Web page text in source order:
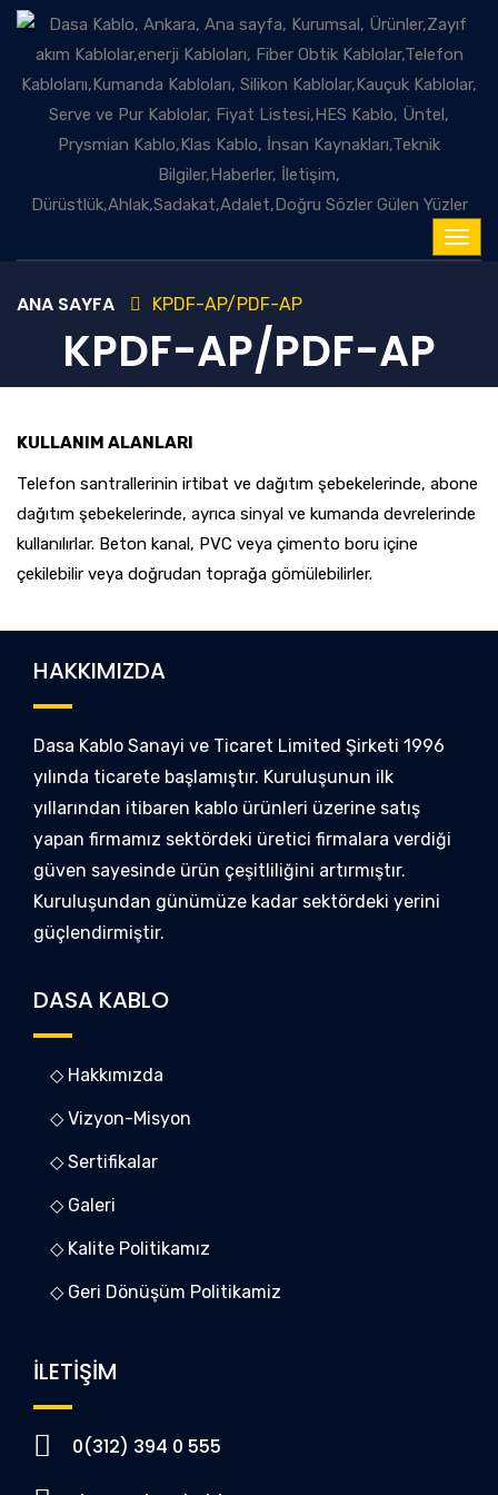
ANA SAYFA KPDF-AP/PDF-AP
KPDF-AP/PDF-AP
KULLANIM ALANLARI
Telefon santrallerinin irtibat ve dağıtım şebekelerinde, abone
dağıtım şebekelerinde, ayrıca sinyal ve kumanda devrelerinde
kullanılırlar. Beton kanal, PVC veya çimento boru içine
çekilebilir veya doğrudan toprağa gömülebilirler.
HAKKIMIZDA
Dasa Kablo Sanayi ve Ticaret Limited Şirketi 1996
yılında ticarete başlamıştır. Kuruluşunun ilk
yıllarından itibaren kablo ürünleri üzerine satış
yapan firmamız sektördeki üretici firmalara verdiği
güven sayesinde ürün çeşitliliğini artırmıştır.
Kuruluşundan günümüze kadar sektördeki yerini
güçlendirmiştir.
DASA KABLO
◇ Hakkımızda
◇ Vizyon-Misyon
◇ Sertifikalar
◇ Galeri
◇ Kalite Politikamız
◇ Geri Dönüşüm Politikamiz
İLETİŞİM
0(312) 394 0 555